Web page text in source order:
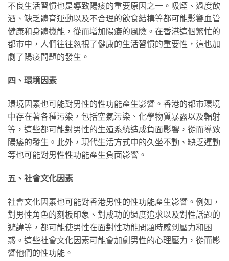
不良生活習慣也是導致陽痿的重要原因之一。吸煙、過度飲
酒、缺乏體育運動以及不合理的飲食結構等都可能影響血管
健康和身體機能，從而增加陽痿的風險。在香港這個繁忙的
都市中，人們往往忽視了健康的生活習慣的重要性，這也加
劇了陽痿問題的發生。
四、環境因素
環境因素也可能對男性的性功能產生影響。香港的都市環境
中存在著各種污染，包括空氣污染、化學物質暴露以及輻射
等，這些都可能對男性的生殖系統造成負面影響，從而導致
陽痿的發生。此外，現代生活方式中的久坐不動、缺乏運動
等也可能對男性性功能產生負面影響。
五、社會文化因素
社會文化因素也可能對香港男性的性功能產生影響。例如，
對男性角色的刻板印象、對成功的過度追求以及對性話題的
避諱等，都可能使男性在面對性功能問題時感到壓力和困
惑。這些社會文化因素可能會加劇男性的心理壓力，從而影
響他們的性功能。